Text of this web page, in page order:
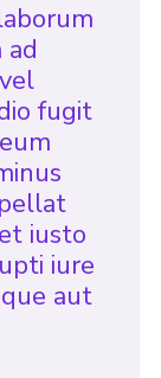
fugit
iusto
iure
aut